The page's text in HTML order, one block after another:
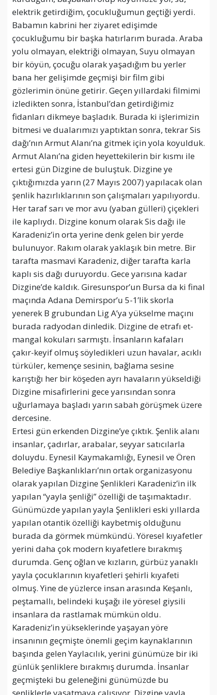
elektrik getirdiğim, çocukluğumun geçtiği yerdi.
Babamın kabrini her ziyaret edişimde
çocukluğumu bir başka hatırlarım burada. Araba
yolu olmayan, elektriği olmayan, Suyu olmayan
bir köyün, çocuğu olarak yaşadığım bu yerler
bana her gelişimde geçmişi bir film gibi
gözlerimin önüne getirir. Geçen yıllardaki filmimi
izledikten sonra, İstanbul’dan getirdiğimiz
fidanları dikmeye başladık. Burada ki işlerimizin
bitmesi ve dualarımızı yaptıktan sonra, tekrar Sis
dağı’nın Armut Alanı’na gitmek için yola koyulduk.
Armut Alanı’na giden heyettekilerin bir kısmı ile
ertesi gün Dizgine de buluştuk. Dizgine ye
çıktığımızda yarın (27 Mayıs 2007) yapılacak olan
şenlik hazırlıklarının son çalışmaları yapılıyordu.
Her taraf sarı ve mor avu (yaban gülleri) çiçekleri
ile kaplıydı. Dizgine konum olarak Sis dağı ile
Karadeniz’in orta yerine denk gelen bir yerde
bulunuyor. Rakım olarak yaklaşık bin metre. Bir
tarafta masmavi Karadeniz, diğer tarafta karla
kaplı sis dağı duruyordu. Gece yarısına kadar
Dizgine’de kaldık. Giresunspor’un Bursa da ki final
maçında Adana Demirspor’u 5-1’lik skorla
yenerek B grubundan Lig A’ya yükselme maçını
burada radyodan dinledik. Dizgine de etrafı et-
mangal kokuları sarmıştı. İnsanların kafaları
çakır-keyif olmuş söyledikleri uzun havalar, acıklı
türküler, kemençe sesinin, bağlama sesine
karıştığı her bir köşeden ayrı havaların yükseldiği
Dizgine misafirlerini gece yarısından sonra
uğurlamaya başladı yarın sabah görüşmek üzere
dercesine.
Ertesi gün erkenden Dizgine’ye çıktık. Şenlik alanı
insanlar, çadırlar, arabalar, seyyar satıcılarla
doluydu. Eynesil Kaymakamlığı, Eynesil ve Ören
Belediye Başkanlıkları’nın ortak organizasyonu
olarak yapılan Dizgine Şenlikleri Karadeniz’in ilk
yapılan “yayla şenliği” özelliği de taşımaktadır.
Günümüzde yapılan yayla Şenlikleri eski yıllarda
yapılan otantik özelliği kaybetmiş olduğunu
burada da görmek mümkündü. Yöresel kıyafetler
yerini daha çok modern kıyafetlere bırakmış
durumda. Genç oğlan ve kızların, gürbüz yanaklı
yayla çocuklarının kıyafetleri şehirli kıyafeti
olmuş. Yine de yüzlerce insan arasında Keşanlı,
peştamallı, belindeki kuşağı ile yöresel giysili
insanlara da rastlamak mümkün oldu.
Karadeniz’in yükseklerinde yaşayan yöre
insanının geçmişte önemli geçim kaynaklarının
başında gelen Yaylacılık, yerini günümüze bir iki
günlük şenliklere bırakmış durumda. İnsanlar
geçmişteki bu geleneğini günümüzde bu